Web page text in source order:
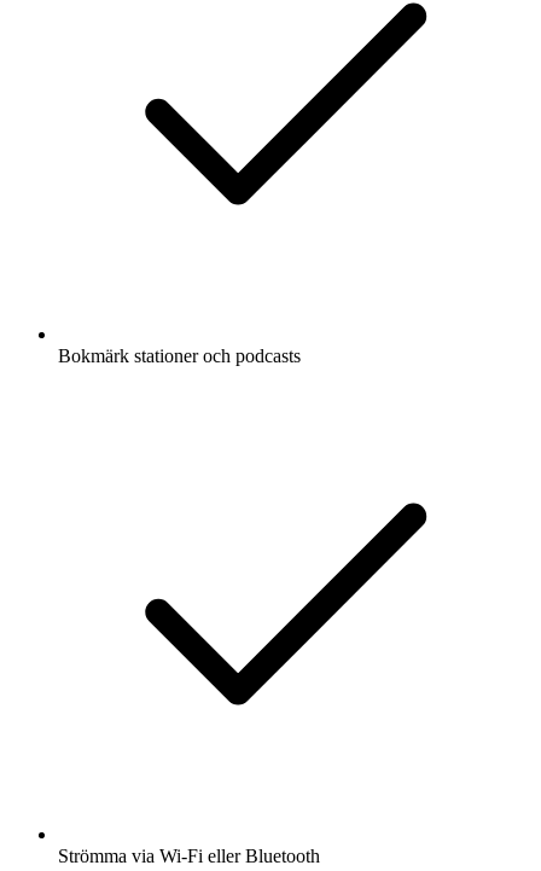
Bokmärk stationer och podcasts
Strömma via Wi-Fi eller Bluetooth